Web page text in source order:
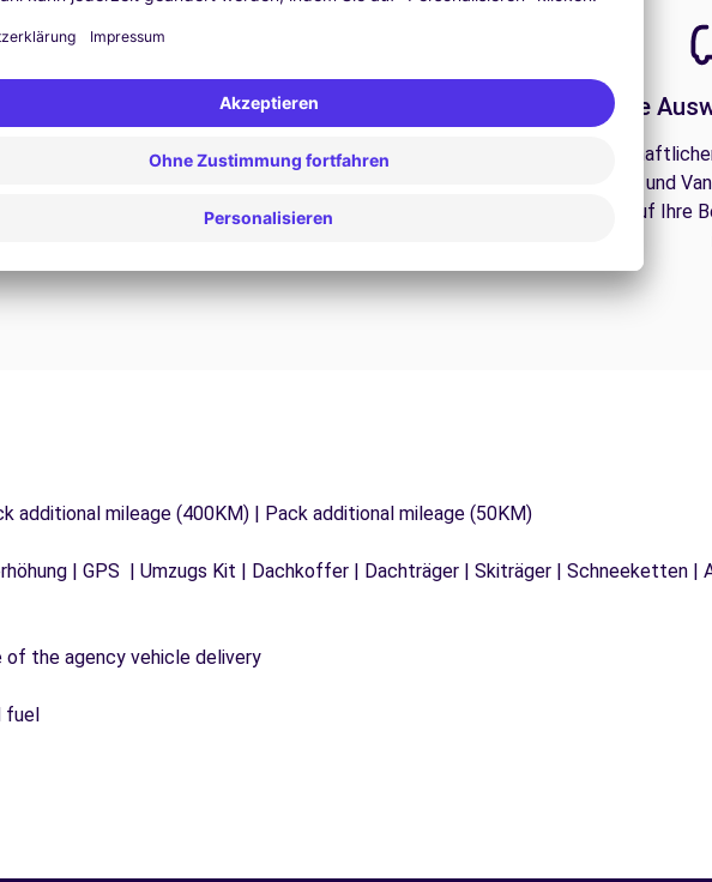
24/7 Unterstützung
Probleme auf der Straße? Unser Support-Service
unterbrechungsfreie Reise zu gewährleisten.
Eine große
Von
Familien-SUVs und
das perfekt auf Ihre
additional mileage (400KM) | Pack additional mileage (50KM)
| GPS | Umzugs Kit | Dachkoffer | Dachträger | Skiträger | Schneeketten |
the agency vehicle delivery
fuel